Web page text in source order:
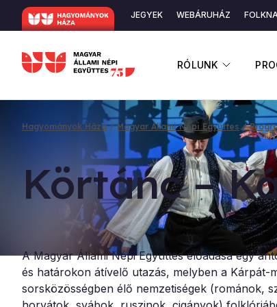
Ugrás
tartalomra
RÓLUNK
Másodlagos
JEGYEK WEBÁRUHÁZ
Hagyományok Háza Magyar Állami Népi Együttes
Kör­tánc –
A Magyar Állami Népi Együttes előadása egy
és határokon átívelő utazás, melyben a Kárpát-
sorsközösségben élő nemzetiségek (románok,